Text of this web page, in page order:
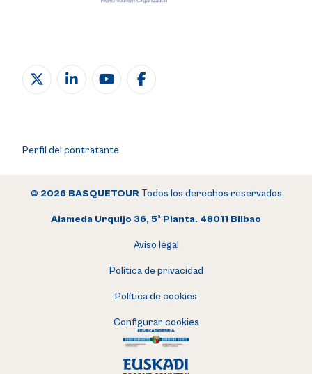
Perfil del contratante
© 2026 BASQUETOURTodos los derechos reservados
Alameda Urquijo 36, 5ª Planta. 48011 Bilbao
Aviso legal
Política de privacidad
Política de cookies
Configurar cookies